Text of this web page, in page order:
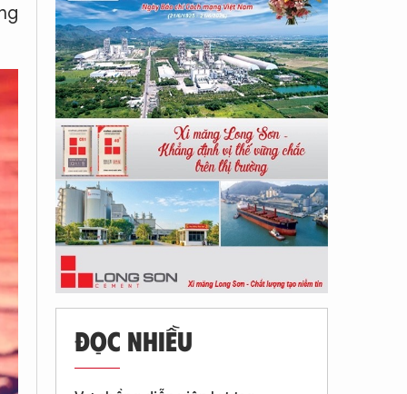
ĐỌC NHIỀU